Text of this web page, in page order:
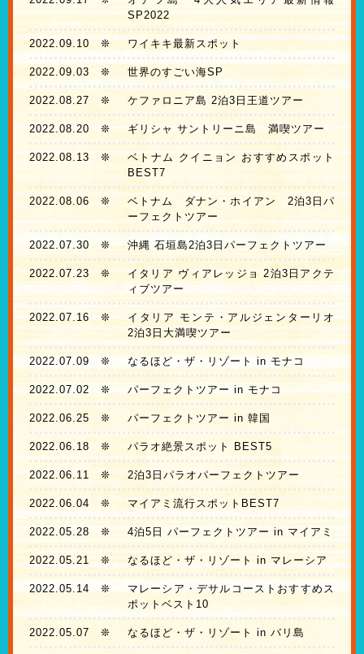
SP2022
2022.09.10 ❊ ワイキキ最新スポット
2022.09.03 ❊ 世界のすごい海SP
2022.08.27 ❊ ケファロニア島 2泊3日王道ツアー
2022.08.20❊ ギリシャ サントリーニ島 満喫ツアー
2022.08.13 ❊
ベトナム クイニョン おすすめスポット
BEST7
2022.08.06 ❊
ベトナム ダナン・ホイアン 2泊3日パ
ーフェクトツアー
2022.07.30 ❊ 沖縄 石垣島2泊3日パーフェクトツアー
2022.07.23❊
イタリア ヴィアレッジョ 2泊3日アクテ
ィブツアー
2022.07.16❊
イタリア モンテ・アルジェンターリオ
2泊3日大満喫ツアー
2022.07.09 ❊ なるほど・ザ・リゾート in モナコ
2022.07.02 ❊ パーフェクトツアー in モナコ
2022.06.25 ❊ パーフェクトツアー in 韓国
2022.06.18 ❊ パラオ絶景スポット BEST5
2022.06.11 ❊ 2泊3日パラオパーフェクトツアー
2022.06.04 ❊ マイアミ流行スポットBEST7
2022.05.28 ❊ 4泊5日 パーフェクトツアー in マイアミ
2022.05.21 ❊ なるほど・ザ・リゾート in マレーシア
2022.05.14 ❊
マレーシア・デサルコーストおすすめス
ポットベスト10
2022.05.07 ❊ なるほど・ザ・リゾート in バリ島